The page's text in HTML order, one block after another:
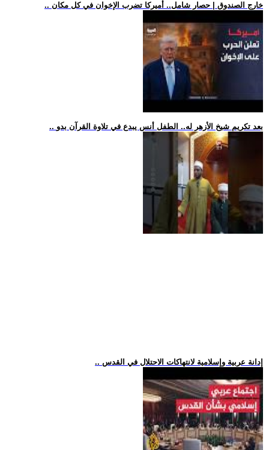
.. خارج الصندوق | حصار شامل.. أميركا تضرب الإخوان في كل مكان
.. بعد تكريم شيخ الأزهر له.. الطفل أنس يبدع في تلاوة القرآن بدو
.. إدانة عربية وإسلامية لانتهاكات الاحتلال في القدس